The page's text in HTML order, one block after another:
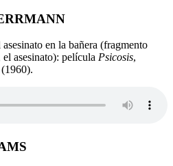
asesinato en la bañera (fragmento
asesinato): película Psicosis,